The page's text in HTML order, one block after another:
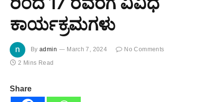
ಕಾರ್ಯಕ್ರಮಗಳು
By admin March 7, 2024
No Comments
2 Mins Read
Share